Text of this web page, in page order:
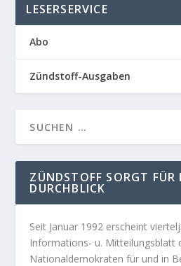
LESERSERVICE
Abo
Zündstoff-Ausgaben
ZÜNDSTOFF SORGT FÜR
DURCHBLICK
Seit Januar 1992 erscheint
Informations- u. Mitteilungsblatt
Nationaldemokraten für und in